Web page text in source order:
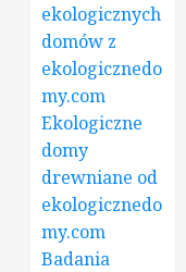
ekologicznych
domów z
ekologicznedo
my.com
Ekologiczne
domy
drewniane od
ekologicznedo
my.com
Badania